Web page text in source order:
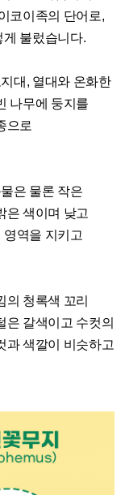
코이족의 단어로,
게 불렀습니다.
대, 열대와 온화한
나무에 둥지를
으로
은 물론 작은
은 색이며 낮고
역을 지키고
의 청록색 꼬리
은 갈색이고 수컷의
과 색깔이 비슷하고